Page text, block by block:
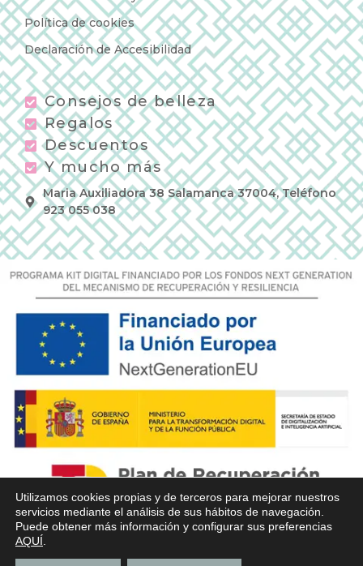
Política de cookies
Declaración de Accesibilidad
Consejos de belleza
Regalos
Descuentos
Y mucho más
Maria Auxiliadora 38 Salamanca 37004, Teléfono
923 055 038
Utilizamos cookies propias y de terceros para mejorar nuestros
servicios mediante el análisis de sus hábitos de navegación.
Puede obtener más información y configurar sus preferencias
AQUÍ